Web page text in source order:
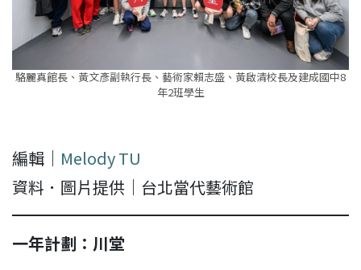
駱麗真館長、黃文彥副執行長、藝術家賴志盛、黃啟清校長及建成國中8
年2班學生
編輯｜ Melody TU
資料．圖片提供｜台北當代藝術館
一年計劃：川堂